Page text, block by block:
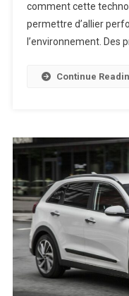
comment cette
permettre d’allier
l’environnement. Des
Continue